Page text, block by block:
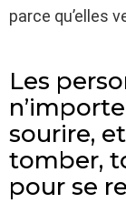
parce qu’elles
Les
sourire,
tomber,
pour se